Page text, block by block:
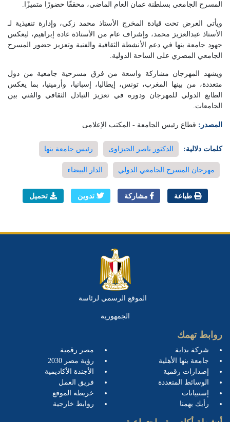
المسرح الجامعي بسلطنة عمان العام الماضي، محققًا حضورًا متميزًا.
ويأتي العرض تحت قيادة المخرج الأستاذ محمد زكي، وإدارة تنفيذية لـ
الأستاذ عبدالعزيز محمد، وإشراف عام من الأستاذة غادة إبراهيم، ليعكس
جهود جامعة بنها في دعم الأنشطة الثقافية والفنية وتعزيز حضور المسرح
الجامعي المصري على الساحة الدولية.
ويشهد المهرجان مشاركة واسعة من فرق مسرحية جامعية من دول
متعددة، من بينها المغرب، تونس، إيطاليا، إسبانيا، وأرمينيا، بما يعكس
الطابع الدولي للمهرجان ودوره في تعزيز التبادل الثقافي والفني بين
الجامعات.
المصدر: قطاع رئيس الجامعة - المكتب الإعلامى
كلمات دلالية: الدكتور ناصر الجيزاوى رئيس جامعة بنها
مهرجان المسرح الجامعي الدولي الدار البيضاء
طباعة مشاركة تدوين تحميل
الموقع الرسمي لرئاسة
الجمهورية
روابط تهمك
شركة بداية
جامعة بنها الأهلية
إصدارات رقمية
الوسائط المتعددة
إستبيانات
رأيك يهمنا
مصر رقمية
رؤية مصر 2030
الأجندة الأكاديمية
فريق العمل
خريطة الموقع
روابط خارجية